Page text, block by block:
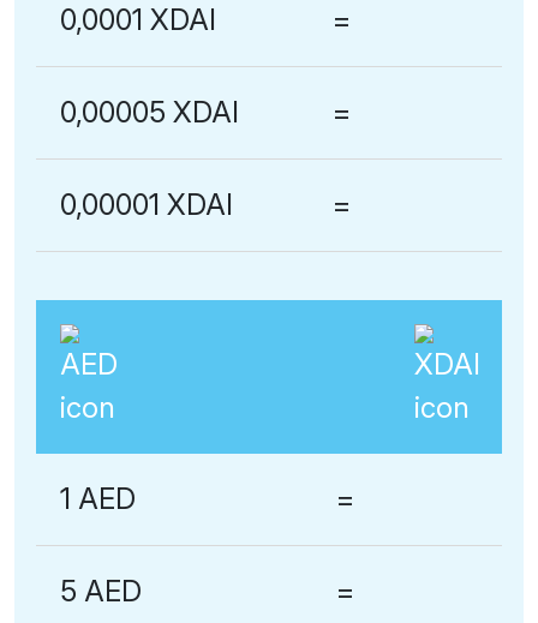
0,0001 XDAI =
0,00005 XDAI =
0,00001 XDAI =
1 AED =
5 AED =